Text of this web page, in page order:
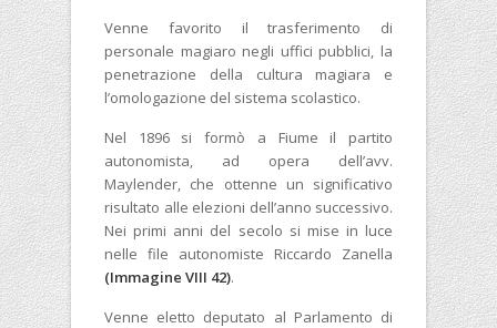
Venne favorito il trasferimento di
personale magiaro negli uffici pubblici, la
penetrazione della cultura magiara e
l’omologazione del sistema scolastico.
Nel 1896 si formò a Fiume il partito
autonomista, ad opera dell’avv.
Maylender, che ottenne un significativo
risultato alle elezioni dell’anno successivo.
Nei primi anni del secolo si mise in luce
nelle file autonomiste Riccardo Zanella
(Immagine VIII 42).
Venne eletto deputato al Parlamento di